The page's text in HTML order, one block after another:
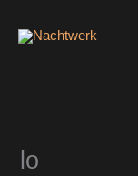
Inhalt
lo